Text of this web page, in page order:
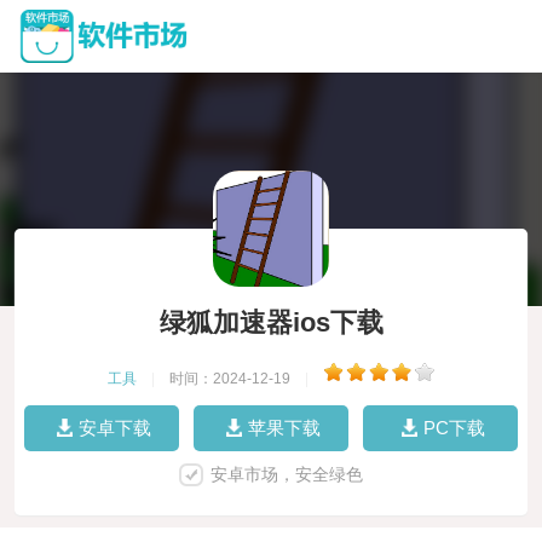
绿狐加速器ios下载
工具 时间：2024-12-19
安卓下载 苹果下载 PC下载
安卓市场，安全绿色